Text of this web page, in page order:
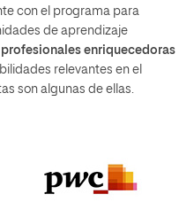
con el programa para
de aprendizaje
enriquecedoras
relevantes en el
son algunas de ellas.